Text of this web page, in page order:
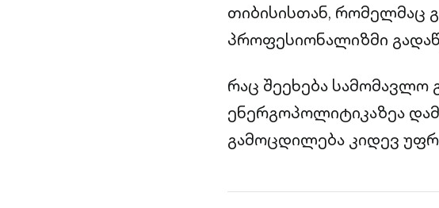
თიბისისთან, რომელმაც
პროფესიონალიზმი
რაც შეეხება სამომავლო
ენერგოპოლიტიკაზეა
გამოცდილება კიდევ